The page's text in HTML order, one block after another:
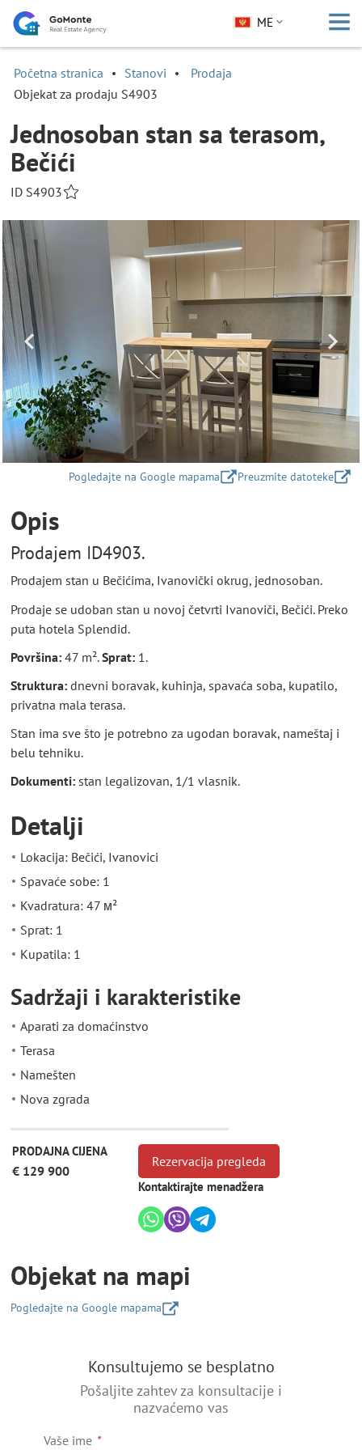
ME
Početna stranica Stanovi
Prodaja
Objekat za prodaju S4903
Jednosoban stan sa terasom,
Bečići
ID S4903
Pogledajte na Google mapama Preuzmite datoteke
Opis
Prodajem ID4903.
Prodajem stan u Bečićima, Ivanovički okrug, jednosoban.
Prodaje se udoban stan u novoj četvrti Ivanoviči, Bečići. Preko
puta hotela Splendid.
Površina: 47 m².Sprat: 1.
Struktura: dnevni boravak, kuhinja, spavaća soba, kupatilo,
privatna mala terasa.
Stan ima sve što je potrebno za ugodan boravak, nameštaj i
belu tehniku.
Dokumenti: stan legalizovan, 1/1 vlasnik.
Detalji
Lokacija: Bečići, Ivanovici
Spavaće sobe: 1
Kvadratura: 47 м²
Sprat: 1
Kupatila: 1
Sadržaji i karakteristike
Aparati za domaćinstvo
Terasa
Namešten
Nova zgrada
PRODAJNA CIJENA
€ 129 900
Rezervacija pregleda
Kontaktirajte menadžera
Objekat na mapi
Pogledajte na Google mapama
Konsultujemo se besplatno
Pošaljite zahtev za konsultacije i
nazvaćemo vas
Vaše ime *